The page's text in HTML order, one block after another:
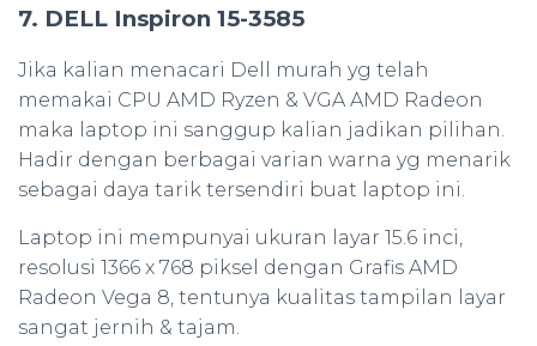
7. DELL Inspiron 15-3585
Jika kalian menacari Dell murah yg telah
memakai CPU AMD Ryzen & VGA AMD Radeon
maka laptop ini sanggup kalian jadikan pilihan.
Hadir dengan berbagai varian warna yg menarik
sebagai daya tarik tersendiri buat laptop ini.
Laptop ini mempunyai ukuran layar 15.6 inci,
resolusi 1366 x 768 piksel dengan Grafis AMD
Radeon Vega 8, tentunya kualitas tampilan layar
sangat jernih & tajam.